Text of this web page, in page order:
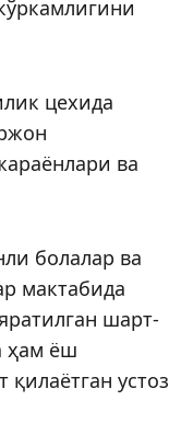
цехида
ва
болалар ва
мактабида
шарт-
ҳам ёш
устоз